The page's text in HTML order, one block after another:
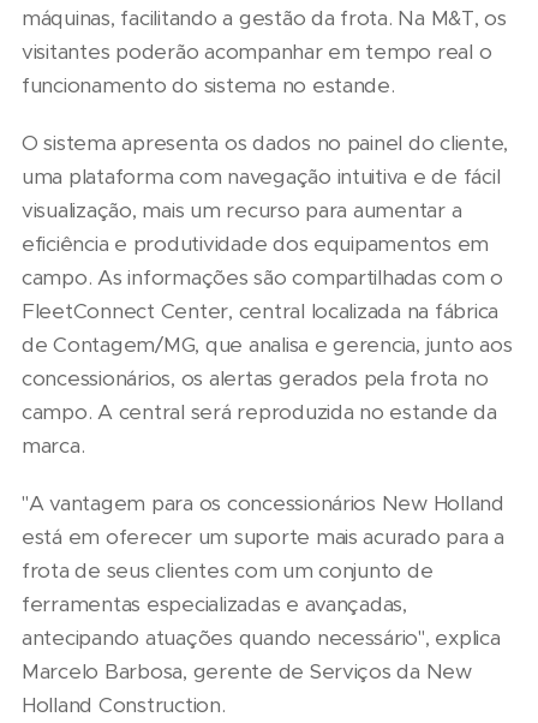
máquinas, facilitando a gestão da frota. Na M&T, os
visitantes poderão acompanhar em tempo real o
funcionamento do sistema no estande.
O sistema apresenta os dados no painel do cliente,
uma plataforma com navegação intuitiva e de fácil
visualização, mais um recurso para aumentar a
eficiência e produtividade dos equipamentos em
campo. As informações são compartilhadas com o
FleetConnect Center, central localizada na fábrica
de Contagem/MG, que analisa e gerencia, junto aos
concessionários, os alertas gerados pela frota no
campo. A central será reproduzida no estande da
marca.
"A vantagem para os concessionários New Holland
está em oferecer um suporte mais acurado para a
frota de seus clientes com um conjunto de
ferramentas especializadas e avançadas,
antecipando atuações quando necessário", explica
Marcelo Barbosa, gerente de Serviços da New
Holland Construction.